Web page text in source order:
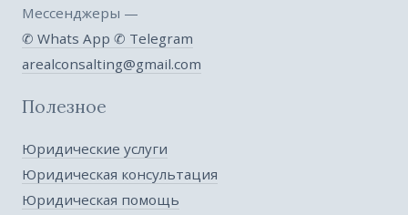
Мессенджеры —
✆ Whats App ✆ Telegram
arealconsalting@gmail.com
Полезное
Юридические услуги
Юридическая консультация
Юридическая помощь